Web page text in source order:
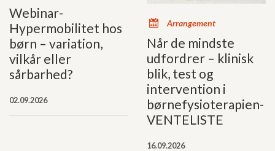
Webinar-
Hypermobilitet hos
børn – variation,
vilkår eller
sårbarhed?
02.09.2026
x Arrangement
Når de mindste
udfordrer – klinisk
blik, test og
intervention i
børnefysioterapien-
VENTELISTE
16.09.2026